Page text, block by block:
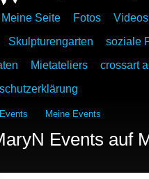
Meine Seite Fotos
Videos
Skulpturengarten
soziale
Mietateliers
crossart
Meine Events
Events auf